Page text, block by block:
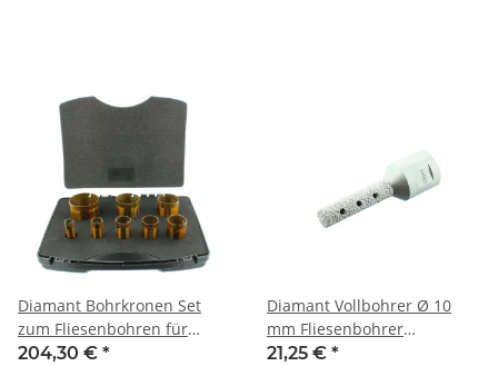
Diamant Bohrkronen Set
zum Fliesenbohren für
Winkelschleifer M14
204,30 € *
Diamant Vollbohrer Ø 10
mm Fliesenbohrer
Diamantfräser M14
21,25 € *